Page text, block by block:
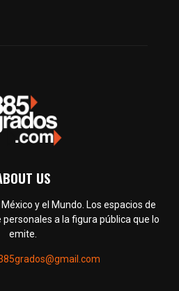
US
y el Mundo. Los espacios de
a la figura pública que lo
emite.